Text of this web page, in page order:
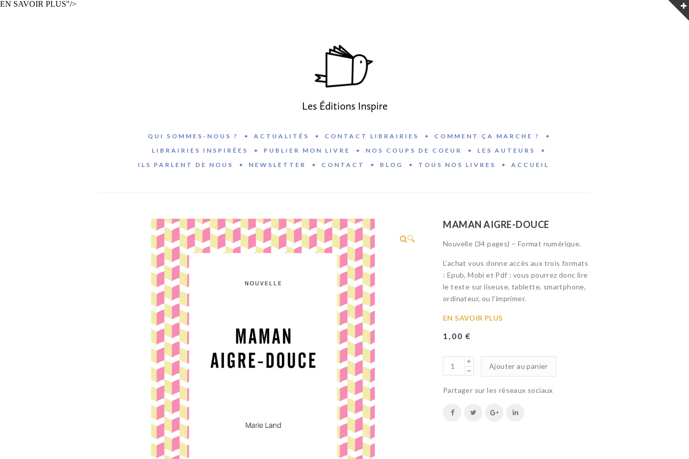
EN SAVOIR PLUS"/>
Les Éditions Inspire
QUI SOMMES-NOUS ? ACTUALITÉS CONTACT LIBRAIRIES
COMMENT ÇA MARCHE ?
LIBRAIRIES INSPIRÉES
PUBLIER MON LIVRE NOS COUPS DE COEUR
LES AUTEURS
ILS PARLENT DE NOUS
NEWSLETTER CONTACT BLOG TOUS NOS LIVRES ACCUEIL
🔍
MAMAN AIGRE-DOUCE
Nouvelle (34 pages) – Format numérique.
L’achat vous donne accès aux trois formats
: Epub, Mobi et Pdf ; vous pourrez donc lire
le texte sur liseuse, tablette, smartphone,
ordinateur, ou l’imprimer.
EN SAVOIR PLUS
1,00 €
Ajouter au panier
Partager sur les réseaux sociaux